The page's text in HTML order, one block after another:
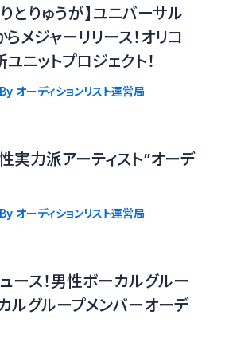
とりゅうが】ユニバーサル
メジャーリリース！オリコ
ニットプロジェクト！
オーディションリスト運営局
実力派アーティスト”オーデ
オーディションリスト運営局
ース！男性ボーカルグルー
ルグループメンバーオーデ